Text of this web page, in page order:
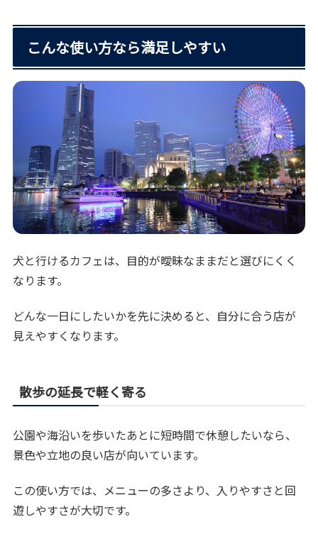
こんな使い方なら満足しやすい
犬と行けるカフェは、目的が曖昧なままだと選びにくく
なります。
どんな一日にしたいかを先に決めると、自分に合う店が
見えやすくなります。
散歩の延長で軽く寄る
公園や海沿いを歩いたあとに短時間で休憩したいなら、
景色や立地の良い店が向いています。
この使い方では、メニューの多さより、入りやすさと回
遊しやすさが大切です。